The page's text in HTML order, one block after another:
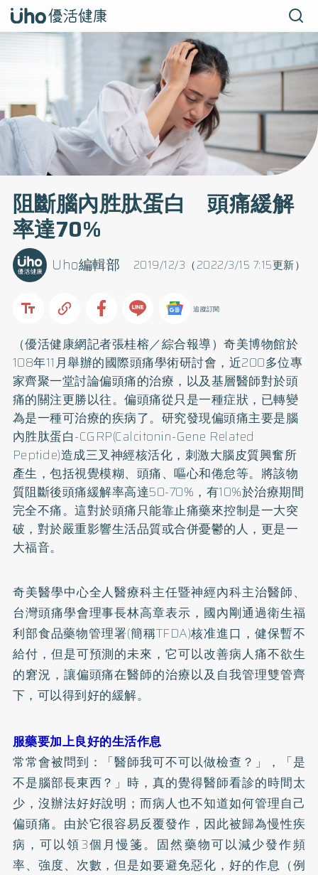
阻斷腦內胜肽蛋白 頭痛緩解
率達70%
2019/12/3（2022/3/15 7:15更新）
Uho編輯部
追蹤訂閱
（優活健康網記者張桂榕／綜合報導）奇美博物館於
108年11月舉辦的國際頭痛學術研討會，近200多位專
家齊聚一堂討論偏頭痛的治療，以及基層醫師對於頭
痛的關注更勝以往。偏頭痛從只是一種症狀，已轉變
為是一種可治療的疾病了。研究發現偏頭痛主要是腦
內胜肽蛋白-CGRP(Calcitonin-Gene Related
Peptide)造成三叉神經核活化，刺激大腦皮質興奮所
產生，包括視覺模糊、頭痛、嘔心和倦怠等。將該物
質阻斷後頭痛緩解率高達50-70%，有10%於治療期間
完全不痛。這對於頭痛只能靠止痛藥來控制是一大突
破，對於嚴重影響生活品質或合併憂鬱的人，更是一
大福音。
奇美醫學中心全人醫療科主任暨神經內科主治醫師、
台灣頭痛學會理事長林高章表示，國內剛通過衛生福
利部食品藥物管理署(簡稱TFDA)核准進口，健保暫不
給付，但是可預測的未來，它可以改善病人痛不欲生
的窘況，讓偏頭痛在醫師的治療以及自我管理雙管齊
下，可以得到好的緩解。
服藥要加上良好的生活作息
常常會被問到：「醫師我可不可以做檢查？」，「是
不是腦部長東西？」時，真的覺得醫師看診的時間太
少，沒辦法好好說明；而病人也不知道如何管理自己
偏頭痛。由於它很容易反覆發作，因此被歸為慢性疾
病，可以領3個月慢箋。固然藥物可以減少發作頻
率、強度、次數，但是如要避免惡化，好的作息（例